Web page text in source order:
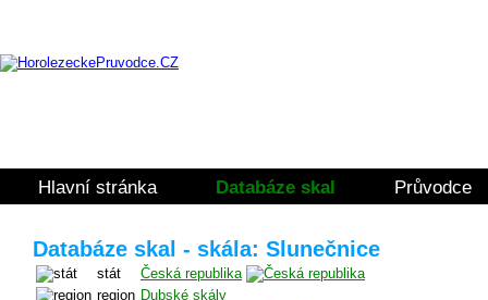
Hlavní stránka Databáze skal Průvodce
Databáze skal - skála: Slunečnice
stát
Česká republika
region Dubské skály